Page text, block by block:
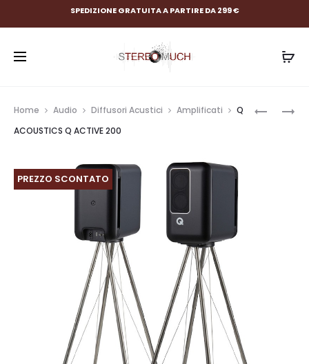
SPEDIZIONE GRATUITA A PARTIRE DA 299 €
Home Audio Diffusori Acustici Amplificati
Q
ACOUSTICS Q ACTIVE 200
PREZZO SCONTATO